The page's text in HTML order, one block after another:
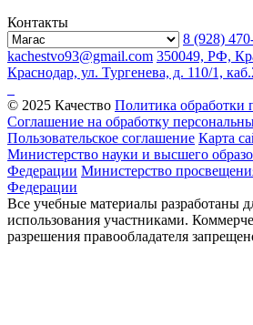
Контакты
8 (928)
kachestvo93@gmail.com 350049, РФ,
Краснодар, ул. Тургенева, д. 110/1,
© 2025 Качество Политика обработки
Соглашение на обработку
Пользовательское соглашение Карта
Министерство науки и высшего
Федерации Министерство
Федерации
Все учебные материалы разработаны
использования участниками.
разрешения правообладателя